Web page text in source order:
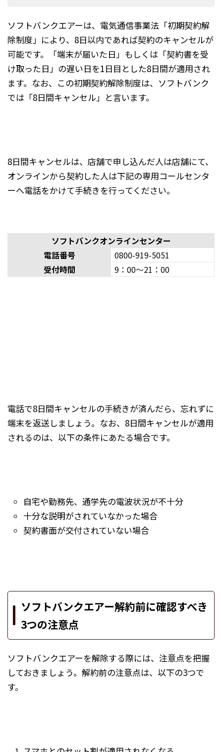
ソフトバンクエアーは、電気通信事業法「初期契約解
除制度」により、8日以内であれば契約のキャンセルが
可能です。「端末が届いた日」もしくは「契約書を受
け取った日」の遅い日を1日目とした8日間が適用され
ます。なお、この初期契約解除制度は、ソフトバンク
では「8日間キャンセル」と言います。
8日間キャンセルは、店舗で申し込んだ人は店舗にて、
オンラインから契約した人は下記の専用コールセンタ
ーへ電話をかけて手続きを行ってください。
ソフトバンクオンラインセンター
電話番号
0800-919-5051
受付時間
9：00〜21：00
電話で8日間キャンセルの手続きが済んだら、忘れずに
端末を返送しましょう。なお、8日間キャンセルが適用
されるのは、以下の条件にあたる場合です。
自宅や勤務先、通学先の電波状況が不十分
十分な説明がされていなかった場合
契約書面が交付されていない場合
ソフトバンクエアー解約前に確認すべき
3つの注意点
ソフトバンクエアーを解除する際には、注意点を把握
しておきましょう。解約前の注意点は、以下の3つで
す。